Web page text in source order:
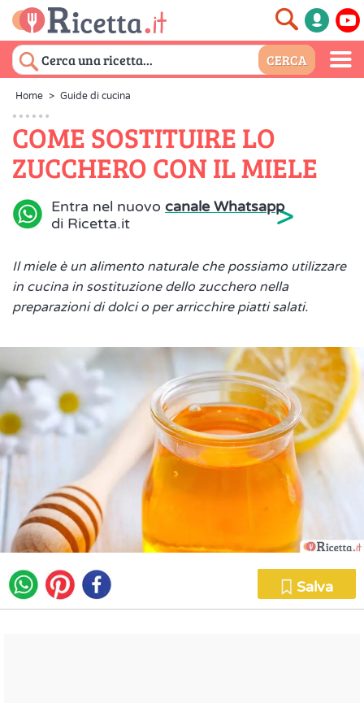
Home > Guide di cucina
COME SOSTITUIRE LO
ZUCCHERO CON IL MIELE
Entra nel nuovo canale Whatsapp
di Ricetta.it
>
Il miele è un alimento naturale che possiamo utilizzare
in cucina in sostituzione dello zucchero nella
preparazioni di dolci o per arricchire piatti salati.
Salva